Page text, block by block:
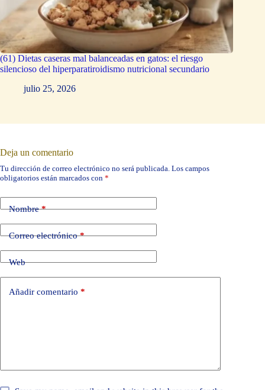
(61) Dietas caseras mal balanceadas en gatos: el riesgo
silencioso del hiperparatiroidismo nutricional secundario
julio 25, 2026
Deja un comentario
Tu dirección de correo electrónico no será publicada. Los campos
obligatorios están marcados con *
Nombre*
Correo electrónico*
Web
Añadir comentario *